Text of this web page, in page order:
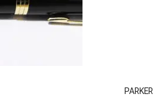
PARKER